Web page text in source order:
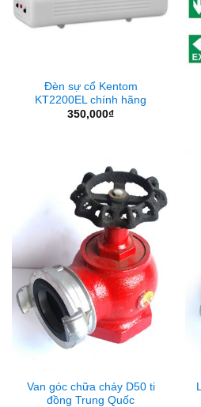
Đèn sự cố Kentom
KT2200EL chính hãng
350,000₫
Van góc chữa cháy D50 ti
đồng Trung Quốc